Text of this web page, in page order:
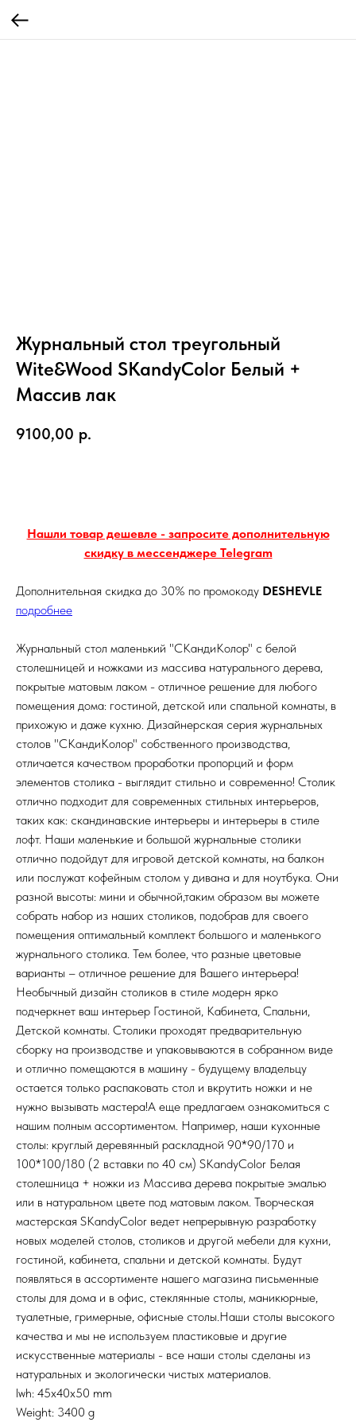
Журнальный стол треугольный
Wite&Wood SKandyColor Белый +
Массив лак
9100,00 р.
Нашли товар дешевле - запросите дополнительную
скидку в мессенджере Telegram
Дополнительная скидка до 30% по промокоду DESHEVLE
подробнее
Журнальный стол маленький "СКандиКолор" с белой
столешницей и ножками из массива натурального дерева,
покрытые матовым лаком - отличное решение для любого
помещения дома: гостиной, детской или спальной комнаты, в
прихожую и даже кухню. Дизайнерская серия журнальных
столов "СКандиКолор" собственного производства,
отличается качеством проработки пропорций и форм
элементов столика - выглядит стильно и современно! Столик
отлично подходит для современных стильных интерьеров,
таких как: скандинавские интерьеры и интерьеры в стиле
лофт. Наши маленькие и большой журнальные столики
отлично подойдут для игровой детской комнаты, на балкон
или послужат кофейным столом у дивана и для ноутбука. Они
разной высоты: мини и обычной,таким образом вы можете
собрать набор из наших столиков, подобрав для своего
помещения оптимальный комплект большого и маленького
журнального столика. Тем более, что разные цветовые
варианты – отличное решение для Вашего интерьера!
Необычный дизайн столиков в стиле модерн ярко
подчеркнет ваш интерьер Гостиной, Кабинета, Спальни,
Детской комнаты. Столики проходят предварительную
сборку на производстве и упаковываются в собранном виде
и отлично помещаются в машину - будущему владельцу
остается только распаковать стол и вкрутить ножки и не
нужно вызывать мастера!А еще предлагаем ознакомиться с
нашим полным ассортиментом. Например, наши кухонные
столы: круглый деревянный раскладной 90*90/170 и
100*100/180 (2 вставки по 40 см) SKandyColor Белая
столешница + ножки из Массива дерева покрытые эмалью
или в натуральном цвете под матовым лаком. Творческая
мастерская SKandyColor ведет непрерывную разработку
новых моделей столов, столиков и другой мебели для кухни,
гостиной, кабинета, спальни и детской комнаты. Будут
появляться в ассортименте нашего магазина письменные
столы для дома и в офис, стеклянные столы, маникюрные,
туалетные, гримерные, офисные столы.Наши столы высокого
качества и мы не используем пластиковые и другие
искусственные материалы - все наши столы сделаны из
натуральных и экологически чистых материалов.
lwh: 45x40x50 mm
Weight: 3400 g